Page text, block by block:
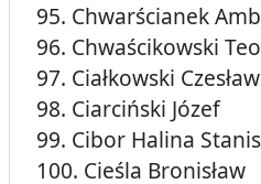
95. Chwarścianek
96. Chwaścikowski
97. Ciałkowski Czesław
98. Ciarciński Józef
99. Cibor Halina
100. Cieśla Bronisław